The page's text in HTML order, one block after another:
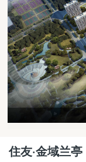
住友·金域兰亭